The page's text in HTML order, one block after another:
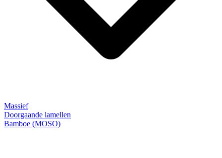
Massief
Doorgaande lamellen
Bamboe (MOSO)